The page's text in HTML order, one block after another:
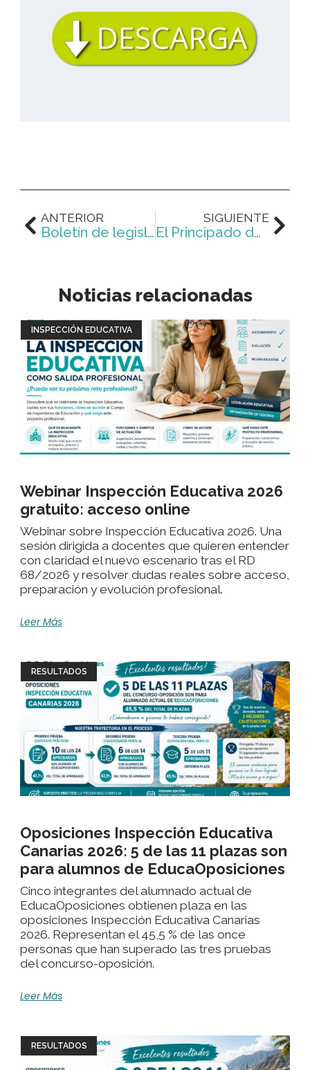
Ant
ANTERIOR
Boletín de legislación educativa (01-02-2022 al 28-02-2022)
SIGUIENTE
El Principado de Asturias convoca procedimiento selectivo de acceso al Cuerpo de Inspectores de Educación
Noticias relacionadas
INSPECCIÓN EDUCATIVA
Webinar Inspección Educativa 2026
gratuito: acceso online
Webinar sobre Inspección Educativa 2026. Una
sesión dirigida a docentes que quieren entender
con claridad el nuevo escenario tras el RD
68/2026 y resolver dudas reales sobre acceso,
preparación y evolución profesional.
Leer Más
RESULTADOS
Oposiciones Inspección Educativa
Canarias 2026: 5 de las 11 plazas son
para alumnos de EducaOposiciones
Cinco integrantes del alumnado actual de
EducaOposiciones obtienen plaza en las
oposiciones Inspección Educativa Canarias
2026. Representan el 45,5 % de las once
personas que han superado las tres pruebas
del concurso-oposición.
Leer Más
RESULTADOS